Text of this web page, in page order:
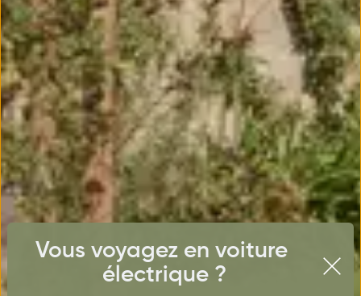
Vous voyagez en voiture
électrique ?